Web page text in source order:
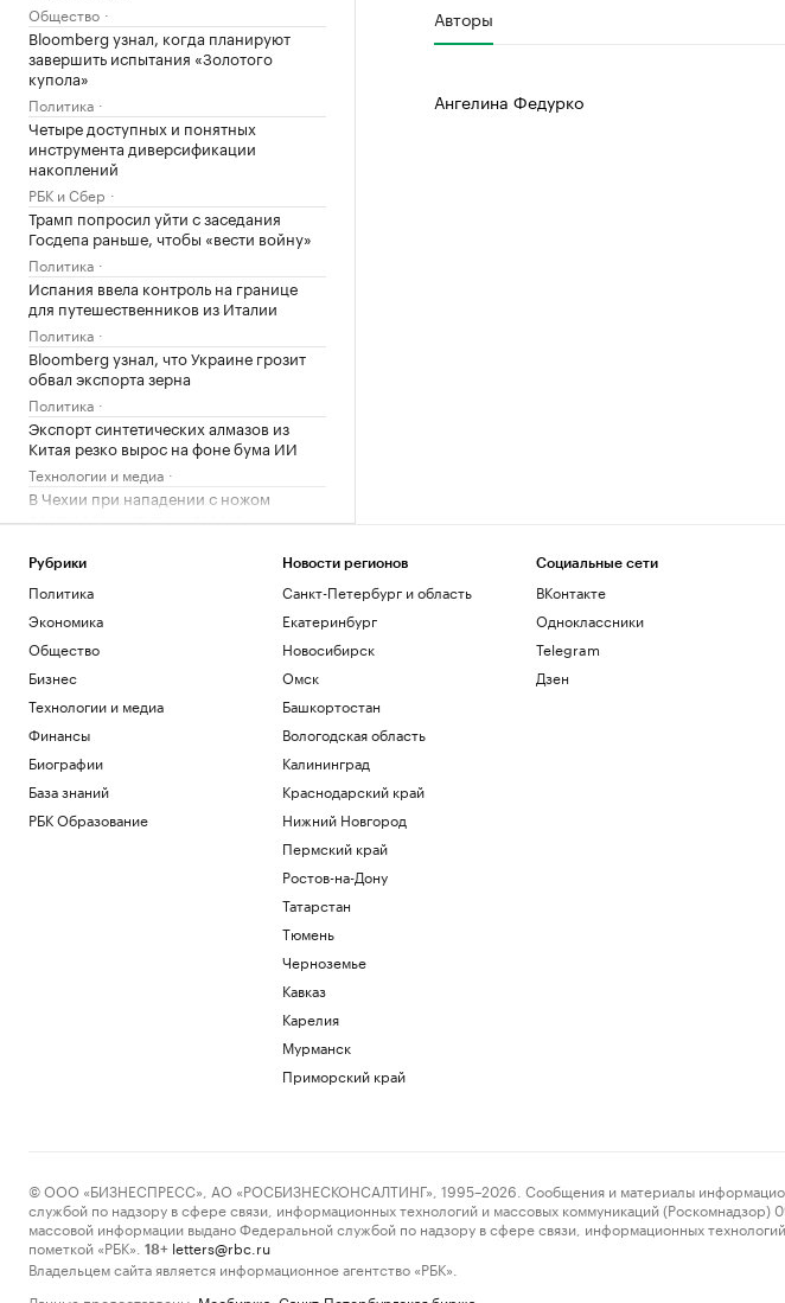
Общество
Bloomberg узнал, когда планируют
завершить испытания «Золотого
купола»
Политика
Четыре доступных и понятных
инструмента диверсификации
накоплений
РБК и Сбер
Трамп попросил уйти с заседания
Госдепа раньше, чтобы «вести войну»
Политика
Испания ввела контроль на границе
для путешественников из Италии
Политика
Bloomberg узнал, что Украине грозит
обвал экспорта зерна
Политика
Экспорт синтетических алмазов из
Китая резко вырос на фоне бума ИИ
Технологии и медиа
В Чехии при нападении с ножом
пострадали четыре человека
Telegraph сообщил о выплатах УЕФА
вероятной любовнице Инфантино
Спорт
Авторы
Ангелина Федурко
Рубрики
Политика
Экономика
Общество
Бизнес
Технологии и медиа
Финансы
Биографии
База знаний
РБК Образование
Новости регионов
Санкт-Петербург и область
Екатеринбург
Новосибирск
Омск
Башкортостан
Вологодская область
Калининград
Краснодарский край
Нижний Новгород
Пермский край
Ростов-на-Дону
Татарстан
Тюмень
Черноземье
Кавказ
Карелия
Мурманск
Приморский край
Социальные сети
ВКонтакте
Одноклассники
Telegram
Дзен
© ООО «БИЗНЕСПРЕСС», АО «РОСБИЗНЕСКОНСАЛТИНГ», 1995–2026. Сообщения и материалы
службой по надзору в сфере связи, информационных технологий и массовых коммуникаций
массовой информации выдано Федеральной службой по надзору в сфере связи, информационных
пометкой «РБК».
18+ letters@rbc.ru
Владельцем сайта является информационное агентство «РБК».